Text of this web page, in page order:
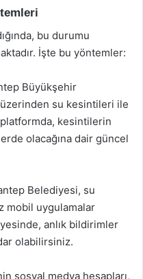
bu durumu
İşte bu yöntemler:
Büyükşehir
su kesintileri ile
kesintilerin
olacağına dair güncel
Belediyesi, su
mobil uygulamalar
anlık bildirimler
olabilirsiniz.
sosyal medya hesapları,